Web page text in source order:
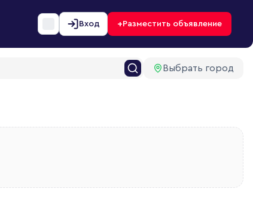
Вход + Разместить объявление
Выбрать город